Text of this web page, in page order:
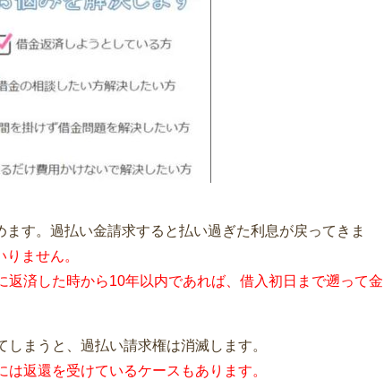
す。過払い金請求すると払い過ぎた利息が戻ってきま
ません。
返済した時から10年以内であれば、借入初日まで遡って金
まうと、過払い請求権は消滅します。
返還を受けているケースもあります。